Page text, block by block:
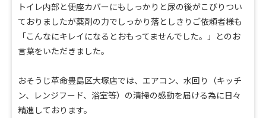
トイレ内部と便座カバーにもしっかりと尿の後がこびりつい
ておりましたが薬剤の力でしっかり落としきりご依頼者様も
「こんなにキレイになるとおもってませんでした。」とのお
言葉をいただきました。
おそうじ革命豊島区大塚店では、エアコン、水回り（キッチ
ン、レンジフード、浴室等）の清掃の感動を届ける為に日々
精進しております。